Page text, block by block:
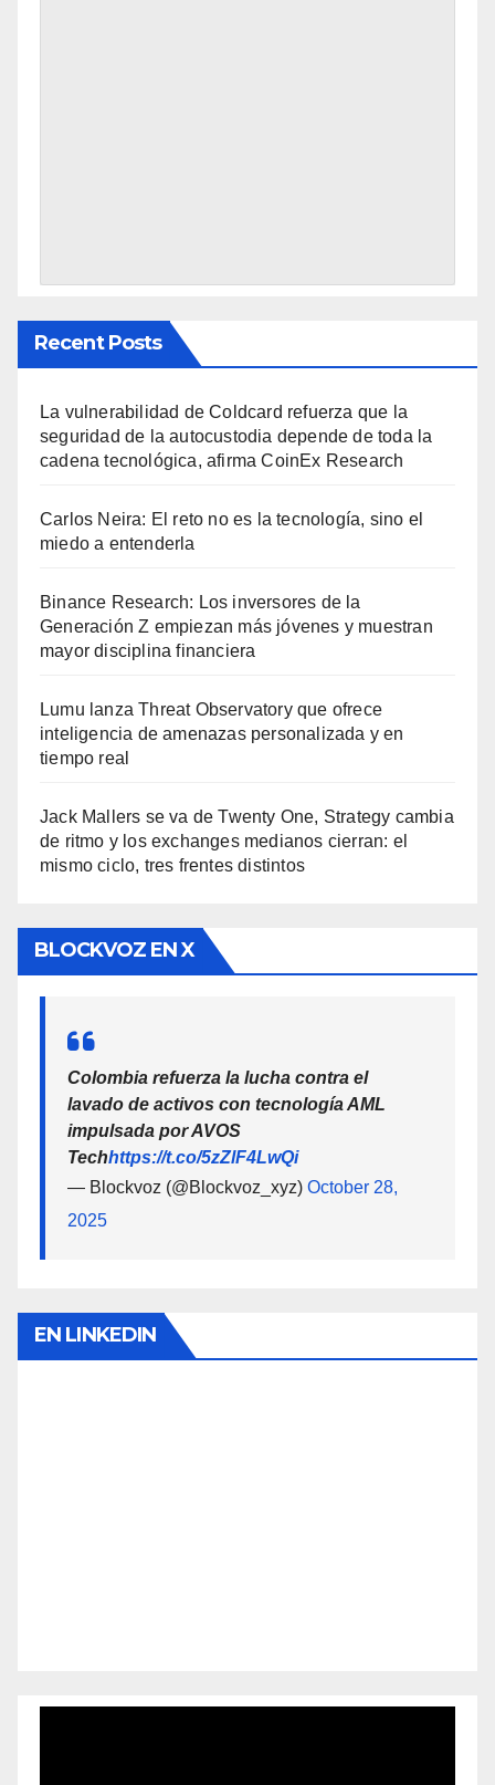
Recent Posts
La vulnerabilidad de Coldcard refuerza que la
seguridad de la autocustodia depende de toda la
cadena tecnológica, afirma CoinEx Research
Carlos Neira: El reto no es la tecnología, sino el
miedo a entenderla
Binance Research: Los inversores de la
Generación Z empiezan más jóvenes y muestran
mayor disciplina financiera
Lumu lanza Threat Observatory que ofrece
inteligencia de amenazas personalizada y en
tiempo real
Jack Mallers se va de Twenty One, Strategy cambia
de ritmo y los exchanges medianos cierran: el
mismo ciclo, tres frentes distintos
BLOCKVOZ EN X
Colombia refuerza la lucha contra el
lavado de activos con tecnología AML
impulsada por AVOS
Techhttps://t.co/5zZlF4LwQi
— Blockvoz (@Blockvoz_xyz) October 28,
2025
EN LINKEDIN